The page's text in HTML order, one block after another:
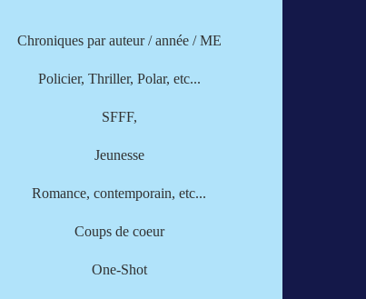
Chroniques parauteur/année/ME
Policier, Thriller, Polar, etc...
SFFF,
Jeunesse
Romance, contemporain, etc...
Coups de coeur
One-Shot